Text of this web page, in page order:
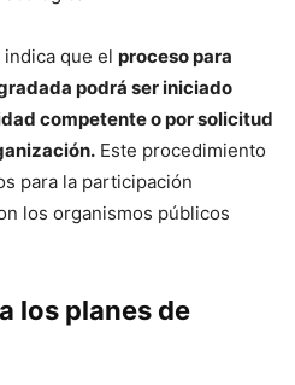
que el proceso para
podrá ser iniciado
competente o por solicitud
Este procedimiento
para la participación
los organismos públicos
los planes de